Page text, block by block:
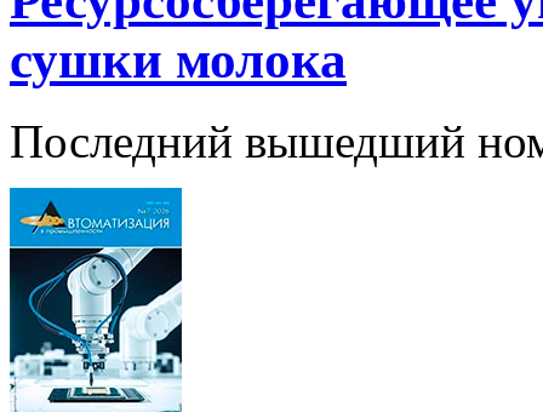
сушки молока
Последний вышедший